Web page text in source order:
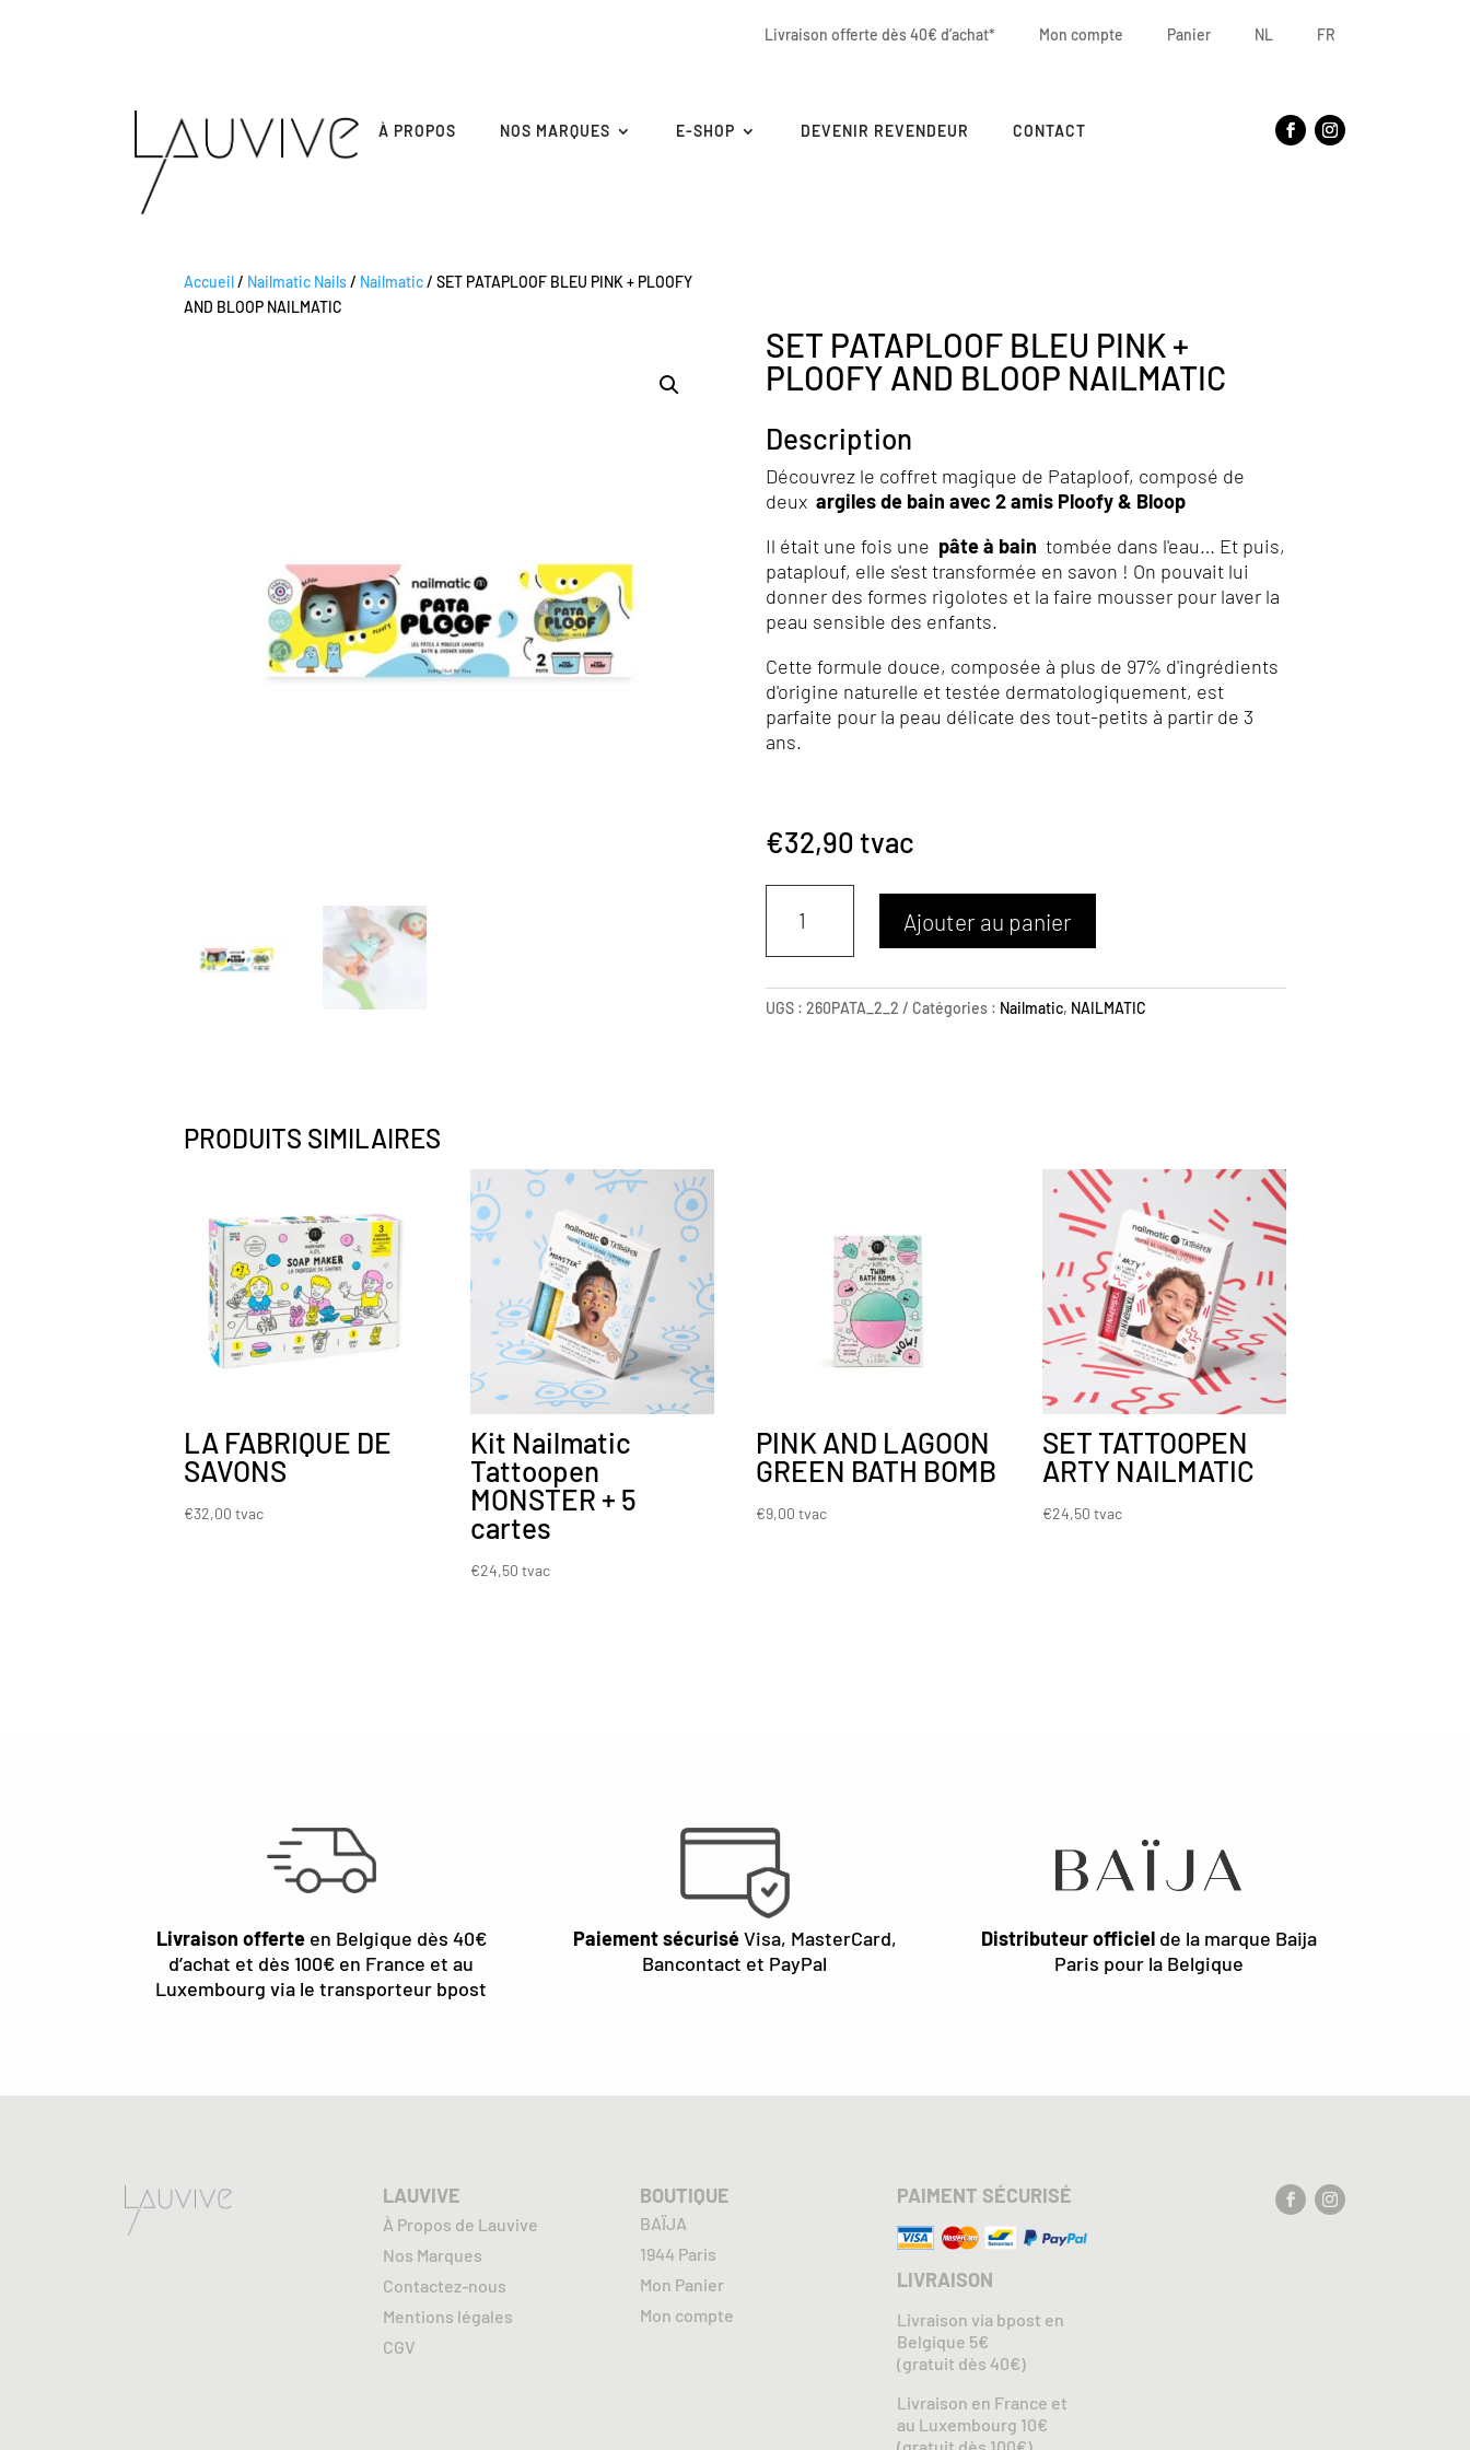
Livraison offerte dès 40€ d’achat* Mon compte Panier NL FR
À PROPOS NOS MARQUES E-SHOP DEVENIR REVENDEUR CONTACT
Accueil/ Nailmatic Nails/ Nailmatic/ SET PATAPLOOF BLEU PINK + PLOOFY
AND BLOOP NAILMATIC
SET PATAPLOOF BLEU PINK +
PLOOFY AND BLOOP NAILMATIC
Description
Découvrez le coffret magique de Pataploof, composé de
deux argiles de bain avec 2 amis Ploofy & Bloop
Il était une fois une pâte à bain tombée dans l'eau… Et puis,
pataplouf, elle s'est transformée en savon ! On pouvait lui
donner des formes rigolotes et la faire mousser pour laver la
peau sensible des enfants.
Cette formule douce, composée à plus de 97% d'ingrédients
d'origine naturelle et testée dermatologiquement, est
parfaite pour la peau délicate des tout-petits à partir de 3
ans.
€32,90tvac
Ajouter au panier
UGS : 260PATA_2_2 Catégories : Nailmatic, NAILMATIC
PRODUITS SIMILAIRES
LA FABRIQUE DE
SAVONS
€32,00 tvac
Kit Nailmatic
Tattoopen
MONSTER + 5
cartes
€24,50 tvac
PINK AND LAGOON
GREEN BATH BOMB
€9,00 tvac
SET TATTOOPEN
ARTY NAILMATIC
€24,50 tvac
Livraison offerteen Belgique dès 40€
d’achat et dès 100€ en France et au
Luxembourg via le transporteur bpost
Paiement sécuriséVisa, MasterCard,
Bancontact et PayPal
Distributeur officielde la marque Baija
Paris pour la Belgique
LAUVIVE
À Propos de Lauvive
Nos Marques
Contactez-nous
Mentions légales
CGV
BOUTIQUE
BAÏJA
1944 Paris
Mon Panier
Mon compte
PAIMENT SÉCURISÉ
LIVRAISON
Livraison via bpost en
Belgique 5€
(gratuit dès 40€)
Livraison en France et
au Luxembourg 10€
(gratuit dès 100€)